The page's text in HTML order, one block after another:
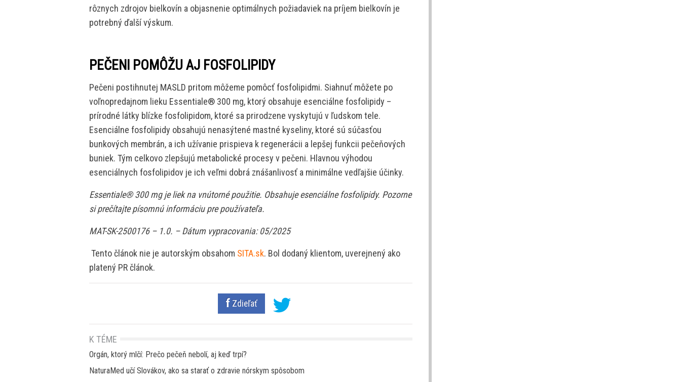
rôznych zdrojov bielkovín a objasnenie optimálnych požiadaviek na príjem bielkovín je
potrebný ďalší výskum.
PEČENI POMÔŽU AJ FOSFOLIPIDY
Pečeni postihnutej MASLD pritom môžeme pomôcť fosfolipidmi. Siahnuť môžete po
voľnopredajnom lieku Essentiale® 300 mg, ktorý obsahuje esenciálne fosfolipidy –
prírodné látky blízke fosfolipidom, ktoré sa prirodzene vyskytujú v ľudskom tele.
Esenciálne fosfolipidy obsahujú nenasýtené mastné kyseliny, ktoré sú súčasťou
bunkových membrán, a ich užívanie prispieva k regenerácii a lepšej funkcii pečeňových
buniek. Tým celkovo zlepšujú metabolické procesy v pečeni. Hlavnou výhodou
esenciálnych fosfolipidov je ich veľmi dobrá znášanlivosť a minimálne vedľajšie účinky.
Essentiale® 300 mg je liek na vnútorné použitie. Obsahuje esenciálne fosfolipidy. Pozorne
si prečítajte písomnú informáciu pre používateľa.
MAT-SK-2500176 – 1.0. – Dátum vypracovania: 05/2025
Tento článok nie je autorským obsahom SITA.sk. Bol dodaný klientom, uverejnený ako
platený PR článok.
Zdieľať
K TÉME
Orgán, ktorý mlčí: Prečo pečeň nebolí, aj keď trpí?
NaturaMed učí Slovákov, ako sa starať o zdravie nórskym spôsobom